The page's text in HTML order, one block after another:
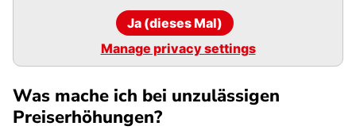
Ja (dieses Mal)
Manage privacy settings
Was mache ich bei unzulässigen
Preiserhöhungen?